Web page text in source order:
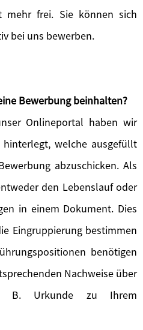
frei. Sie können sich
bei uns bewerben.
Bewerbung beinhalten?
Onlineportal haben wir
welche ausgefüllt
abzuschicken. Als
den Lebenslauf oder
in einem Dokument. Dies
Eingruppierung bestimmen
benötigen
Nachweise über
B. Urkunde zu Ihrem